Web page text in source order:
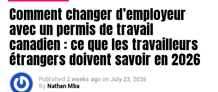
Comment changer d’employeur
avec un permis de travail
canadien : ce que les travailleurs
étrangers doivent savoir en 2026
Published 2 weeks ago on July 23, 2026
By Nathan Mba